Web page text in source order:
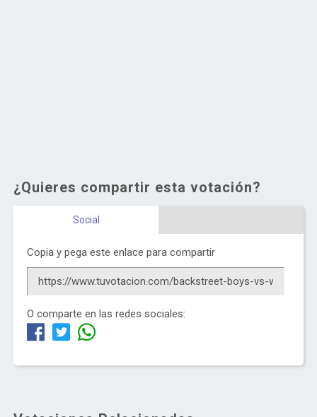
¿Quieres compartir esta votación?
Social
Copia y pega este enlace para compartir
O comparte en las redes sociales: